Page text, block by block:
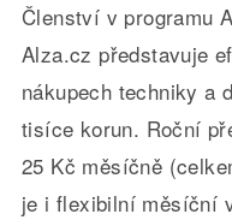
Členství v programu
Alza.cz představuje
nákupech techniky a
tisíce korun. Roční
25 Kč měsíčně
je i flexibilní měsíční